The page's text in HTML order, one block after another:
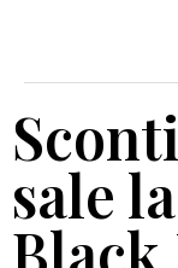
sale